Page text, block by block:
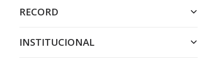
RECORD
INSTITUCIONAL